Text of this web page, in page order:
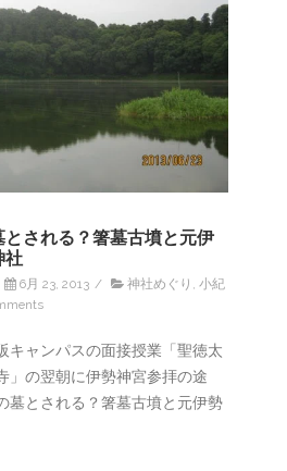
とされる？箸墓古墳と元伊
6月 23, 2013 / 神社めぐり
小紀
キャンパスの面接授業「聖徳太
」の翌朝に伊勢神宮参拝の途
墓とされる？箸墓古墳と元伊勢